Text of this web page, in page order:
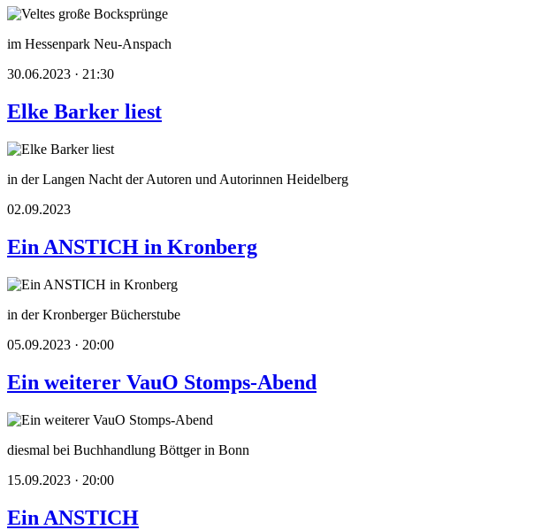
im Hessenpark Neu-Anspach
30.06.2023 · 21:30
Elke Barker liest
in der Langen Nacht der Autoren und Autorinnen Heidelberg
02.09.2023
Ein ANSTICH in Kronberg
in der Kronberger Bücherstube
05.09.2023 · 20:00
Ein weiterer VauO Stomps-Abend
diesmal bei Buchhandlung Böttger in Bonn
15.09.2023 · 20:00
Ein ANSTICH